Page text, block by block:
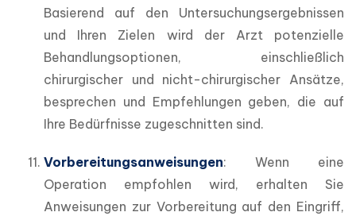
Basierend auf den Untersuchungsergebnissen
und Ihren Zielen wird der Arzt potenzielle
Behandlungsoptionen, einschließlich
chirurgischer und nicht-chirurgischer Ansätze,
besprechen und Empfehlungen geben, die auf
Ihre Bedürfnisse zugeschnitten sind.
Vorbereitungsanweisungen: Wenn eine
Operation empfohlen wird, erhalten Sie
Anweisungen zur Vorbereitung auf den Eingriff,